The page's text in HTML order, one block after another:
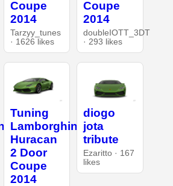
Coupe
2014
Tarzyy_tunes
· 1626 likes
Coupe
2014
doubleIOTT_3DT
· 293 likes
Tuning
Lamborghini
Huracan
2 Door
Coupe
2014
diogo
jota
tribute
Ezaritto · 167
likes